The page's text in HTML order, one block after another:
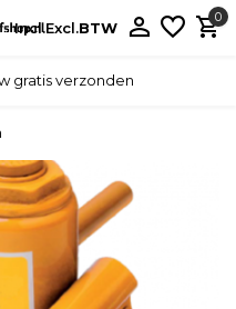
Incl.Excl.BTW
0
gratis verzonden